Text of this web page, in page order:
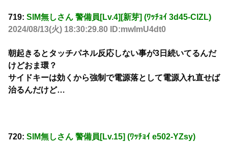
719: SIM無しさん 警備員[Lv.4][新芽] (ﾜｯﾁｮｲ 3d45-ClZL)
2024/08/13(火) 18:30:29.80 ID:mwlmU4dt0
朝起きるとタッチパネル反応しない事が3日続いてるんだ
けどおま環？
サイドキーは効くから強制で電源落として電源入れ直せば
治るんだけど…
720: SIM無しさん 警備員[Lv.15] (ﾜｯﾁｮｲ e502-YZsy)